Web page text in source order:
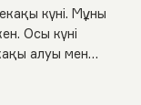
күні. Мұны
Осы күні
алуы мен
орай